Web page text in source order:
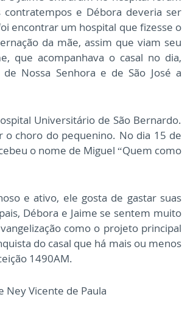
e Débora deveria ser
encontrar um hospital que fizesse o
da mãe, assim que viam seu
que acompanhava o casal no dia,
Nossa Senhora e de São José a
Universitário de São Bernardo.
choro do pequenino. No dia 15 de
o nome de Miguel “Quem como
e ativo, ele gosta de gastar suas
Débora e Jaime se sentem muito
como o projeto principal
do casal que há mais ou menos
1490AM.
Ney Vicente de Paula